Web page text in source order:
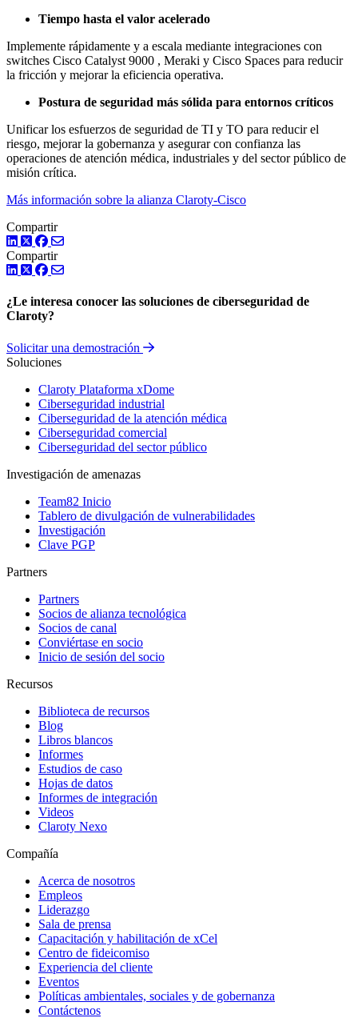
Tiempo hasta el valor acelerado
Implemente rápidamente y a escala mediante integraciones con
switches Cisco Catalyst 9000 , Meraki y Cisco Spaces para reducir
la fricción y mejorar la eficiencia operativa.
Postura de seguridad más sólida para entornos críticos
Unificar los esfuerzos de seguridad de TI y TO para reducir el
riesgo, mejorar la gobernanza y asegurar con confianza las
operaciones de atención médica, industriales y del sector público de
misión crítica.
Más información sobre la alianza Claroty-Cisco
Compartir
LinkedIn
TwitterFacebook
Compartir
LinkedIn
TwitterFacebook
¿Le interesa conocer las soluciones de ciberseguridad de
Claroty?
Solicitar una demostración
Soluciones
Claroty Plataforma xDome
Ciberseguridad industrial
Ciberseguridad de la atención médica
Ciberseguridad comercial
Ciberseguridad del sector público
Investigación de amenazas
Team82 Inicio
Tablero de divulgación de vulnerabilidades
Investigación
Clave PGP
Partners
Partners
Socios de alianza tecnológica
Socios de canal
Conviértase en socio
Inicio de sesión del socio
Recursos
Biblioteca de recursos
Blog
Libros blancos
Informes
Estudios de caso
Hojas de datos
Informes de integración
Videos
Claroty Nexo
Compañía
Acerca de nosotros
Empleos
Liderazgo
Sala de prensa
Capacitación y habilitación de xCel
Centro de fideicomiso
Experiencia del cliente
Eventos
Políticas ambientales, sociales y de gobernanza
Contáctenos